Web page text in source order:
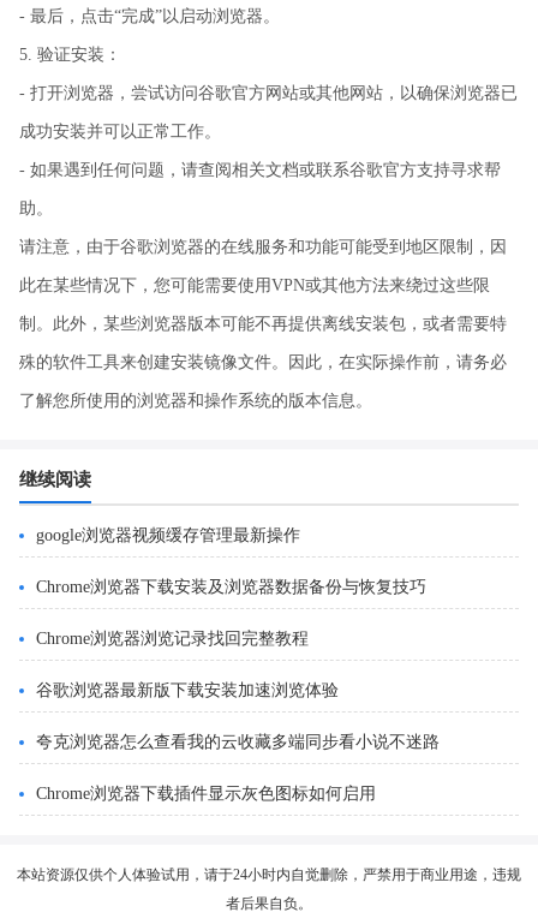
- 最后，点击“完成”以启动浏览器。
5. 验证安装：
- 打开浏览器，尝试访问谷歌官方网站或其他网站，以确保浏览器已
成功安装并可以正常工作。
- 如果遇到任何问题，请查阅相关文档或联系谷歌官方支持寻求帮
助。
请注意，由于谷歌浏览器的在线服务和功能可能受到地区限制，因
此在某些情况下，您可能需要使用VPN或其他方法来绕过这些限
制。此外，某些浏览器版本可能不再提供离线安装包，或者需要特
殊的软件工具来创建安装镜像文件。因此，在实际操作前，请务必
了解您所使用的浏览器和操作系统的版本信息。
继续阅读
google浏览器视频缓存管理最新操作
Chrome浏览器下载安装及浏览器数据备份与恢复技巧
Chrome浏览器浏览记录找回完整教程
谷歌浏览器最新版下载安装加速浏览体验
夸克浏览器怎么查看我的云收藏多端同步看小说不迷路
Chrome浏览器下载插件显示灰色图标如何启用
本站资源仅供个人体验试用，请于24小时内自觉删除，严禁用于商业用途，违规
者后果自负。